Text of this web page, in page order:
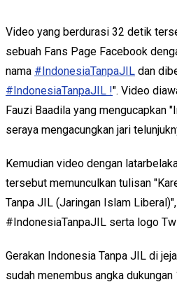
Video yang berdurasi 32 detik
sebuah Fans Page Facebook
nama #IndonesiaTanpaJIL dan
#IndonesiaTanpaJIL !". Video
Fauzi Baadila yang mengucapkan
seraya mengacungkan jari
Kemudian video dengan
tersebut memunculkan tulisan
Tanpa JIL (Jaringan Islam
#IndonesiaTanpaJIL serta logo
Gerakan Indonesia Tanpa JIL di
sudah menembus angka